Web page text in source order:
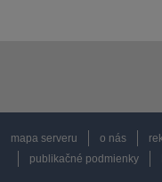
mapa serveru o nás
publikačné podmienky